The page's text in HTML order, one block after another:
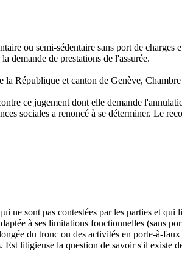
ou semi-sédentaire sans port de
demande de prestations de l'assurée.
République et canton de Genève,
ce jugement dont elle demande
sociales a renoncé à se déterminer. Le
ne sont pas contestées par les parties et
à ses limitations fonctionnelles (sans
du tronc ou des activités en porte-à-
litigieuse la question de savoir s'il existe